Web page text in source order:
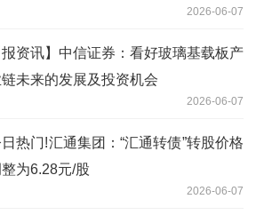
2026-06-07
报资讯】中信证券：看好玻璃基载板产
链未来的发展及投资机会
2026-06-07
热门!汇通集团：“汇通转债”转股价格
为6.28元/股
2026-06-07